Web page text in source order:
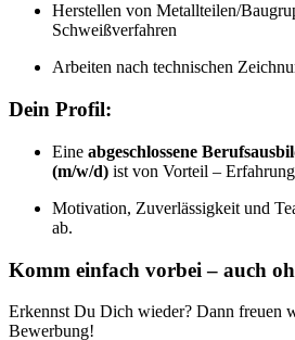
Herstellen von Metallteilen/
Schweißverfahren
Arbeiten nach technischen
Dein Profil:
Eine abgeschlossene
(m/w/d) ist von Vorteil –
Motivation, Zuverlässigkeit und
ab.
Komm einfach vorbei – auch
Erkennst Du Dich wieder? Dann freuen
Bewerbung!